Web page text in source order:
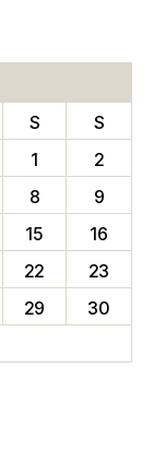
S
S
1
2
8
9
15
16
22
23
29
30